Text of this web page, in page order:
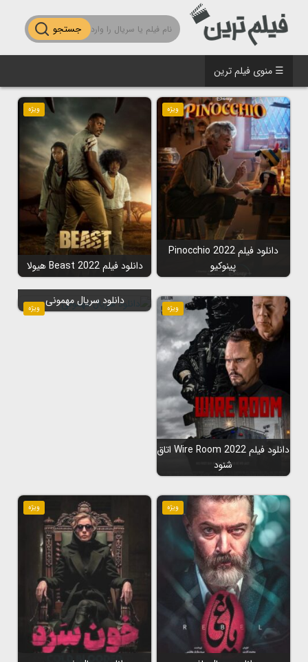
جستجو
☰ منوی فیلم ترین
ویژه
دانلود فیلم Pinocchio 2022
پینوکیو
ویژه
دانلود فیلم Beast 2022 هیولا
ویژه
دانلود فیلم Wire Room 2022 اتاق
شنود
ویژه
دانلود سریال مهمونی
ویژه ویژه